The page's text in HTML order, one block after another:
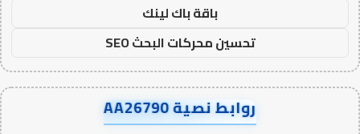
باقة باك لينك
تحسين محركات البحث SEO
روابط نصية AA26790